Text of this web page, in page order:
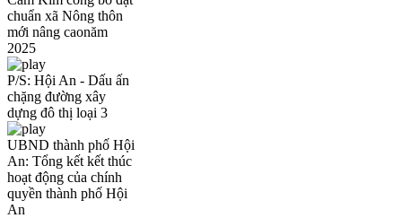
chuẩn xã Nông thôn
mới nâng caonăm
2025
P/S: Hội An - Dấu ấn
chặng đường xây
dựng đô thị loại 3
UBND thành phố Hội
An: Tổng kết kết thúc
hoạt động của chính
quyền thành phố Hội
An